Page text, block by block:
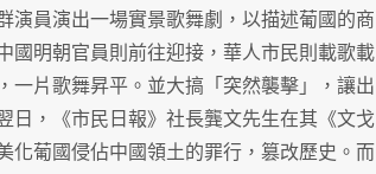
演員演出一場實景歌舞劇，以描述葡國的商
國明朝官員則前往迎接，華人市民則載歌載
一片歌舞昇平。並大搞「突然襲擊」，讓出
日，《市民日報》社長龔文先生在其《文戈
化葡國侵佔中國領土的罪行，篡改歷史。而